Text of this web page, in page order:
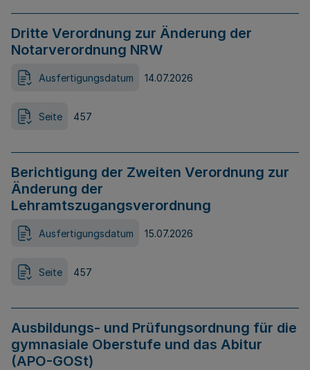
Dritte Verordnung zur Änderung der
Notarverordnung NRW
Ausfertigungsdatum 14.07.2026
Seite 457
Berichtigung der Zweiten Verordnung zur
Änderung der
Lehramtszugangsverordnung
Ausfertigungsdatum 15.07.2026
Seite 457
Ausbildungs- und Prüfungsordnung für die
gymnasiale Oberstufe und das Abitur
(APO-GOSt)